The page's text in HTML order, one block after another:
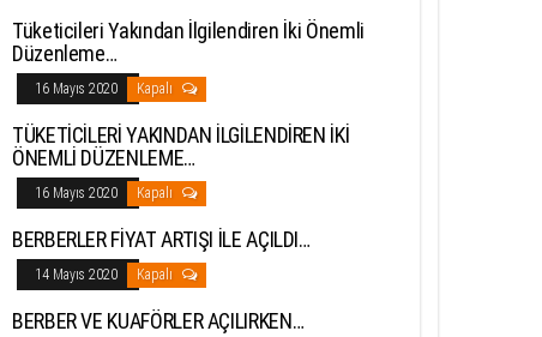
Tüketicileri Yakından İlgilendiren İki Önemli
Düzenleme…
16 Mayıs 2020 Kapalı
TÜKETİCİLERİ YAKINDAN İLGİLENDİREN İKİ
ÖNEMLİ DÜZENLEME…
16 Mayıs 2020 Kapalı
BERBERLER FİYAT ARTIŞI İLE AÇILDI…
14 Mayıs 2020 Kapalı
BERBER VE KUAFÖRLER AÇILIRKEN…